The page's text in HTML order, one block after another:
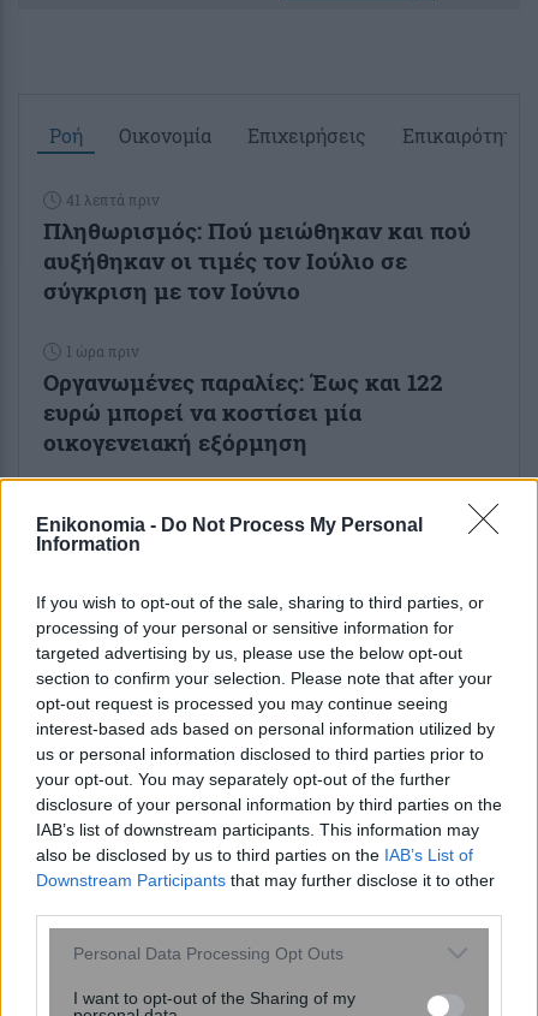
Enikonomia - Do Not Process My Personal
Information
If you wish to opt-out of the sale, sharing to third parties, or
processing of your personal or sensitive information for
targeted advertising by us, please use the below opt-out
section to confirm your selection. Please note that after your
opt-out request is processed you may continue seeing
interest-based ads based on personal information utilized by
us or personal information disclosed to third parties prior to
your opt-out. You may separately opt-out of the further
disclosure of your personal information by third parties on the
IAB’s list of downstream participants. This information may
also be disclosed by us to third parties on the IAB’s List of
Downstream Participants that may further disclose it to other
Please note that this website/app uses one or more Google
not limited to your visit or usage behaviour. You may click to
Personal Data Processing Opt Outs
I want to opt-out of the Sharing of my
Ροή Οικονομία Επιχειρήσεις Επικαιρότητα
41 λεπτά πριν
Πληθωρισμός: Πού μειώθηκαν και πού
αυξήθηκαν οι τιμές τον Ιούλιο σε
σύγκριση με τον Ιούνιο
1 ώρα πριν
Οργανωμένες παραλίες: Έως και 122
ευρώ μπορεί να κοστίσει μία
οικογενειακή εξόρμηση
Moneymaxxing: Η νέα τάση της Gen Z
οικονομικών
ENIKOS NETWORK